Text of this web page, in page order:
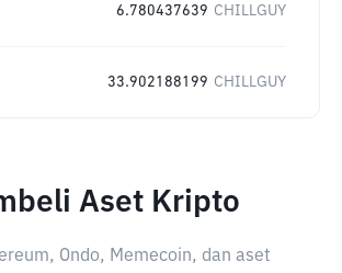
6.780437639 CHILLGUY
33.902188199 CHILLGUY
Aset Kripto
Ondo, Memecoin, dan aset